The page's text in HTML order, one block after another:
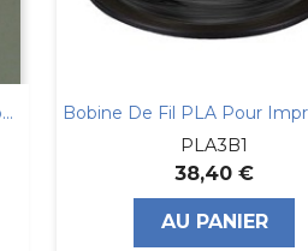
Voltmètre Numérique Testeur Rouge...
PLA3B1
38,40 €
AU PANIER